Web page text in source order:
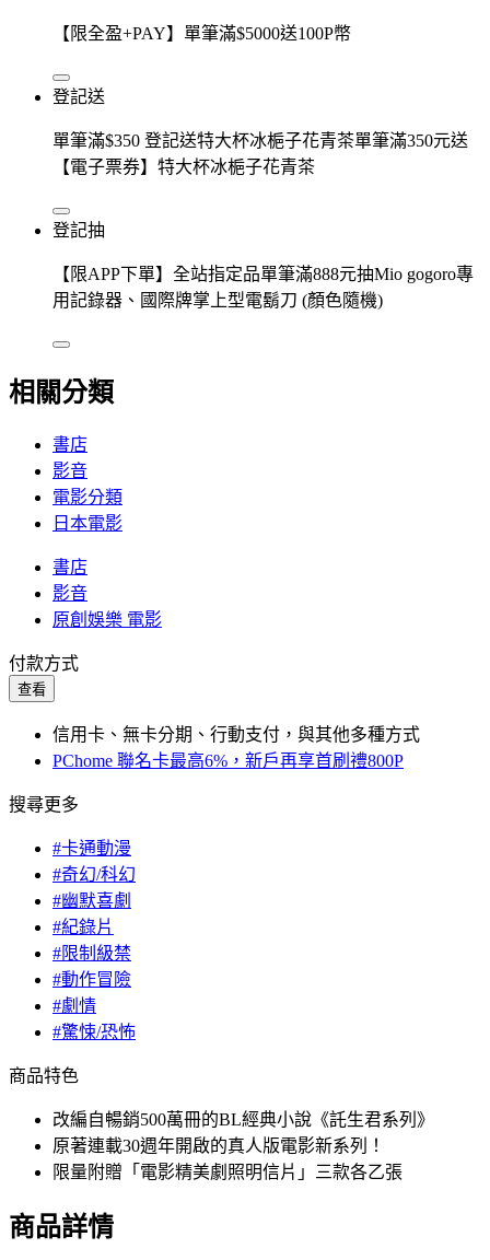
【限全盈+PAY】單筆滿$5000送100P幣
登記送
單筆滿$350 登記送特大杯冰梔子花青茶單筆滿350元送
【電子票券】特大杯冰梔子花青茶
登記抽
【限APP下單】全站指定品單筆滿888元抽Mio gogoro專
用記錄器、國際牌掌上型電鬍刀 (顏色隨機)
相關分類
書店
影音
電影分類
日本電影
書店
影音
原創娛樂 電影
付款方式
查看
信用卡、無卡分期、行動支付，與其他多種方式
PChome 聯名卡最高6%，新戶再享首刷禮800P
搜尋更多
#卡通動漫
#奇幻/科幻
#幽默喜劇
#紀錄片
#限制級禁
#動作冒險
#劇情
#驚悚/恐怖
商品特色
改編自暢銷500萬冊的BL經典小說《託生君系列》
原著連載30週年開啟的真人版電影新系列！
限量附贈「電影精美劇照明信片」三款各乙張
商品詳情